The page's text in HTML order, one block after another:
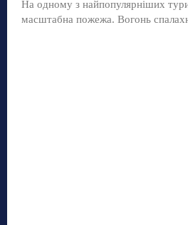
На одному з найпопулярніших
масштабна пожежа. Вогонь